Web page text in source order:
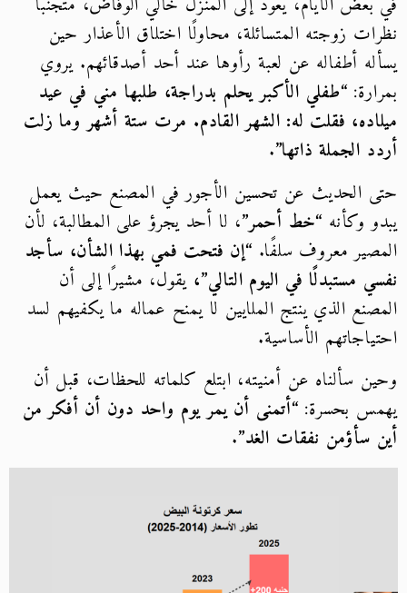
نظرات زوجته المتسائلة، محاولًا اختلاق الأعذار حين
يسأله أطفاله عن لعبة رأوها عند أحد أصدقائهم. يروي
بمرارة: “طفلي الأكبر يحلم بدراجة، طلبها مني في عيد
ميلاده، فقلت له: الشهر القادم. مرت ستة أشهر وما زلت
أردد الجملة ذاتها”.
حتى الحديث عن تحسين الأجور في المصنع حيث يعمل
يبدو وكأنه “خط أحمر”، لا أحد يجرؤ على المطالبة، لأن
المصير معروف سلفًا. “إن فتحت فمي بهذا الشأن، سأجد
نفسي مستبدلًا في اليوم التالي”، يقول، مشيرًا إلى أن
المصنع الذي ينتج الملايين لا يمنح عماله ما يكفيهم لسد
احتياجاتهم الأساسية.
وحين سألناه عن أمنيته، ابتلع كلماته للحظات، قبل أن
يهمس بحسرة: “أتمنى أن يمر يوم واحد دون أن أفكر من
أين سأؤمن نفقات الغد”.